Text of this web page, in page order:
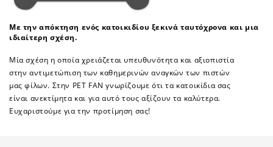
Με την απόκτηση ενός κατοικιδίου ξεκινά ταυτόχρονα και μια
ιδιαίτερη σχέση.
Μία σχέση η οποία χρειάζεται υπευθυνότητα και αξιοπιστία
στην αντιμετώπιση των καθημερινών αναγκών των πιστών
μας φίλων. Στην PET FAN γνωρίζουμε ότι τα κατοικίδια σας
είναι ανεκτίμητα και για αυτό τους αξίζουν τα καλύτερα.
Ευχαριστούμε για την προτίμηση σας!